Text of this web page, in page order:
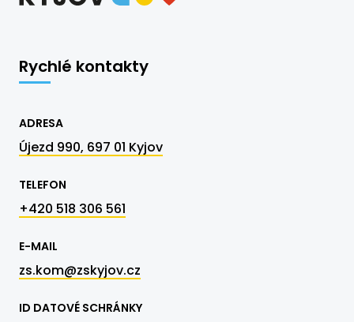
Rychlé kontakty
ADRESA
Újezd 990, 697 01 Kyjov
TELEFON
+420 518 306 561
E-MAIL
zs.kom@zskyjov.cz
ID DATOVÉ SCHRÁNKY